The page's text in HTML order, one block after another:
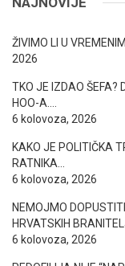
ŽIVIMO LI U
2026
TKO JE IZDAO ŠEFA?
HOO-A….
6 kolovoza, 2026
KAKO JE POLITIČKA
RATNIKA…
6 kolovoza, 2026
NEMOJMO
HRVATSKIH
6 kolovoza, 2026